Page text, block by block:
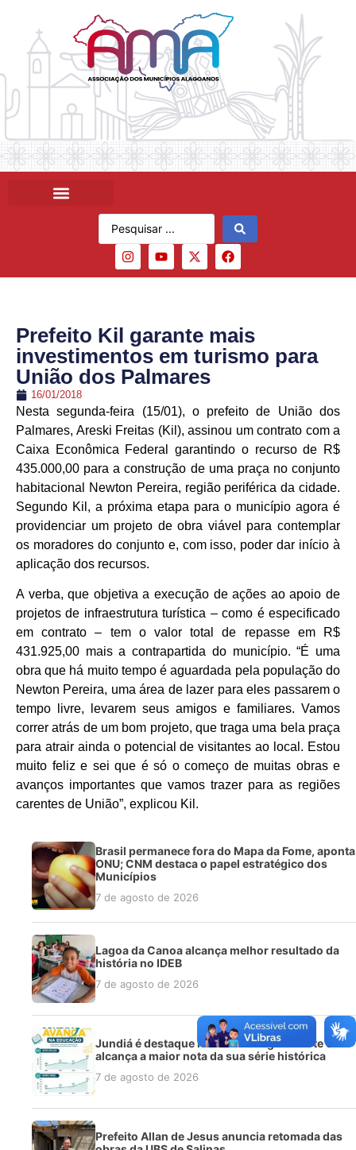
Prefeito Kil garante mais
investimentos em turismo para
União dos Palmares
16/01/2018
Nesta segunda-feira (15/01), o prefeito de União dos
Palmares, Areski Freitas (Kil), assinou um contrato com a
Caixa Econômica Federal garantindo o recurso de R$
435.000,00 para a construção de uma praça no conjunto
habitacional Newton Pereira, região periférica da cidade.
Segundo Kil, a próxima etapa para o município agora é
providenciar um projeto de obra viável para contemplar
os moradores do conjunto e, com isso, poder dar início à
aplicação dos recursos.
A verba, que objetiva a execução de ações ao apoio de
projetos de infraestrutura turística – como é especificado
em contrato – tem o valor total de repasse em R$
431.925,00 mais a contrapartida do município. “É uma
obra que há muito tempo é aguardada pela população do
Newton Pereira, uma área de lazer para eles passarem o
tempo livre, levarem seus amigos e familiares. Vamos
correr atrás de um bom projeto, que traga uma bela praça
para atrair ainda o potencial de visitantes ao local. Estou
muito feliz e sei que é só o começo de muitas obras e
avanços importantes que vamos trazer para as regiões
carentes de União”, explicou Kil.
Brasil permanece fora do Mapa da Fome, aponta
ONU; CNM destaca o papel estratégico dos
Municípios
7 de agosto de 2026
Lagoa da Canoa alcança melhor resultado da
história no IDEB
7 de agosto de 2026
Jundiá é destaque no Ideb na região Norte e
alcança a maior nota da sua série histórica
7 de agosto de 2026
Prefeito Allan de Jesus anuncia retomada das